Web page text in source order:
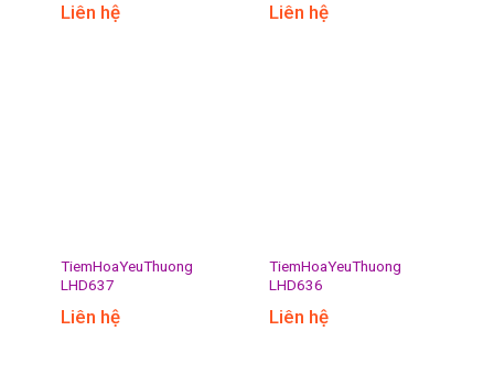
Liên hệ Liên hệ
TiemHoaYeuThuong
LHD637
Liên hệ
TiemHoaYeuThuong
LHD636
Liên hệ